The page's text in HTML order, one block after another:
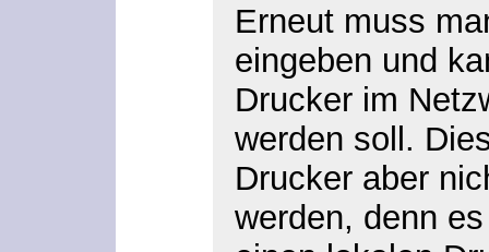
Erneut muss
eingeben und
Drucker im
werden soll.
Drucker aber
werden, denn